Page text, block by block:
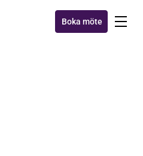
Boka möte